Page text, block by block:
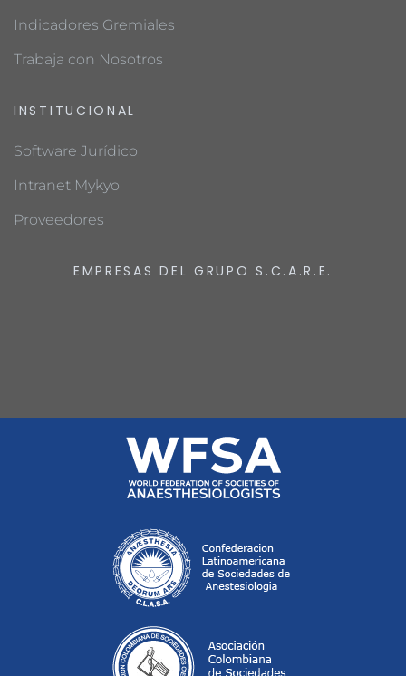
Indicadores Gremiales
Trabaja con Nosotros
INSTITUCIONAL
Software Jurídico
Intranet Mykyo
Proveedores
EMPRESAS DEL GRUPO S.C.A.R.E.